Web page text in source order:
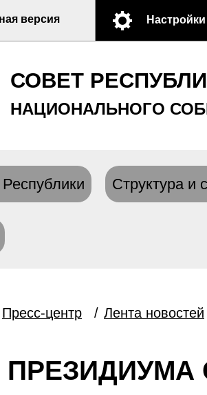
версия Настройки
СОВЕТ
НАЦИОНАЛЬНОГО
Структура и
Пресс-центр / Лента новостей
ПРЕЗИДИУМА